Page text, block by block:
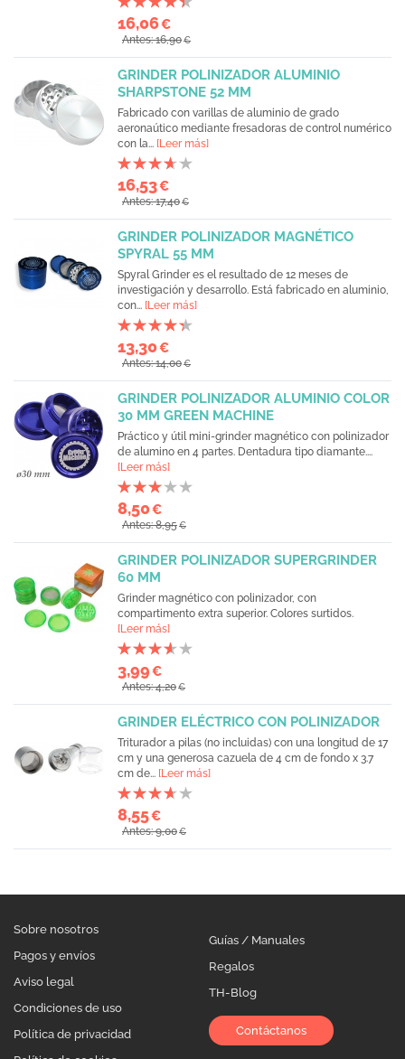
16,06€
Antes: 16,90€
GRINDER POLINIZADOR ALUMINIO
SHARPSTONE 52 MM
Fabricado con varillas de aluminio de grado
aeronaútico mediante fresadoras de control numérico
con la... [Leer más]
16,53€
Antes: 17,40€
GRINDER POLINIZADOR MAGNÉTICO
SPYRAL 55 MM
Spyral Grinder es el resultado de 12 meses de
investigación y desarrollo. Está fabricado en aluminio,
con... [Leer más]
13,30€
Antes: 14,00€
GRINDER POLINIZADOR ALUMINIO COLOR
30 MM GREEN MACHINE
Práctico y útil mini-grinder magnético con polinizador
de alumino en 4 partes. Dentadura tipo diamante....
[Leer más]
8,50€
Antes: 8,95€
GRINDER POLINIZADOR SUPERGRINDER
60 MM
Grinder magnético con polinizador, con
compartimento extra superior. Colores surtidos.
[Leer más]
3,99€
Antes: 4,20€
GRINDER ELÉCTRICO CON POLINIZADOR
Triturador a pilas (no incluidas) con una longitud de 17
cm y una generosa cazuela de 4 cm de fondo x 3.7
cm de... [Leer más]
8,55€
Antes: 9,00€
Sobre nosotros
Pagos y envíos
Aviso legal
Condiciones de uso
Política de privacidad
Guías / Manuales
Regalos
TH-Blog
Contáctanos